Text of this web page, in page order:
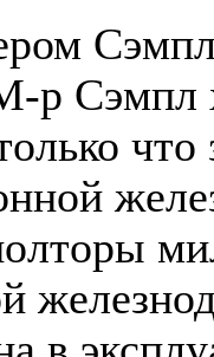
р Сэмпл
что